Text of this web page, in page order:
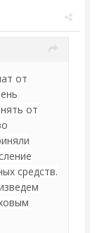
от
от
средств.